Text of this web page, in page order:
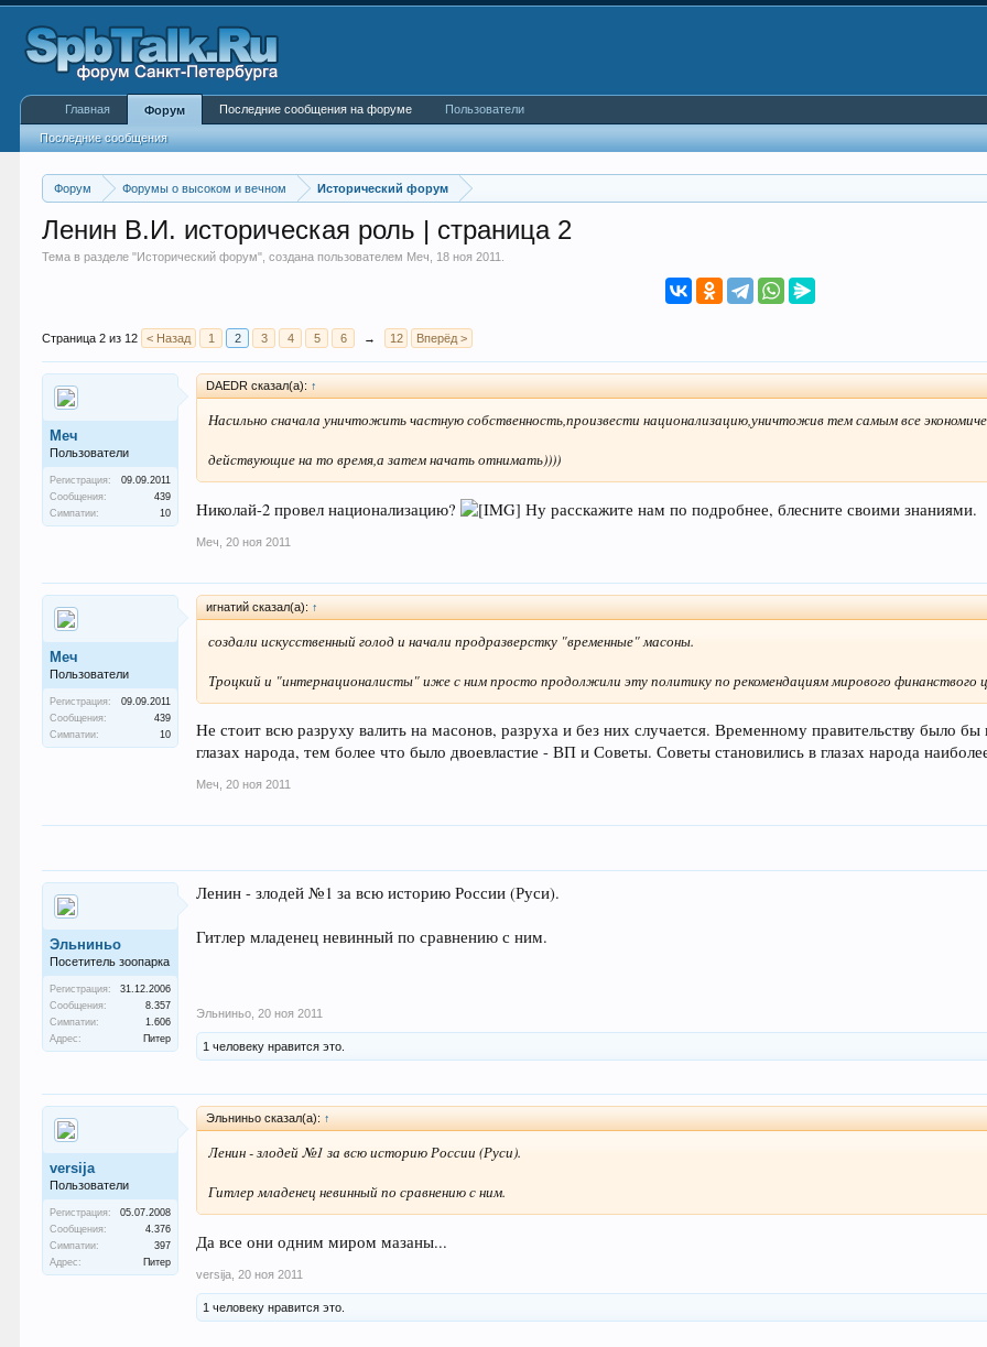
Форум Форумы о высоком и вечном Исторический форум
Ленин В.И. историческая роль | страница 2
Тема в разделе "Исторический форум", создана пользователем Меч 18 ноя 2011
Страница 2 из 12 < Назад 1 2 3 4 5 6 → 12 Вперёд >
Меч
Пользователи
Регистрация:
09.09.2011
Сообщения:
439
Симпатии:
10
DAEDR сказал(а): ↑
Насильно сначала уничтожить частную собственность,произвести национализацию,уничтожив тем самым все
действующие на то время,а затем начать отнимать))))
Николай-2 провел национализацию? Ну расскажите нам по подробнее, блесните своими знаниями.
Меч 20 ноя 2011
Меч
Пользователи
Регистрация:
09.09.2011
Сообщения:
439
Симпатии:
10
игнатий сказал(а): ↑
создали искусственный голод и начали продразверстку "временные" масоны.
Троцкий и "интернационалисты" иже с ним просто продолжили эту политику по рекомендациям мирового финанствого
Не стоит всю разруху валить на масонов, разруха и без них случается. Временному правительству было
глазах народа, тем более что было двоевластие - ВП и Советы. Советы становились в глазах народа
Меч 20 ноя 2011
Эльниньо
Посетитель зоопарка
Регистрация:
31.12.2006
Сообщения:
8.357
Симпатии:
1.606
Адрес:
Питер
Ленин - злодей №1 за всю историю России (Руси).
Гитлер младенец невинный по сравнению с ним.
Эльниньо 20 ноя 2011
1 человеку нравится это.
versija
Пользователи
Регистрация:
05.07.2008
Сообщения:
4.376
Симпатии:
397
Адрес:
Питер
Эльниньо сказал(а): ↑
Ленин - злодей №1 за всю историю России (Руси).
Гитлер младенец невинный по сравнению с ним.
Да все они одним миром мазаны...
versija 20 ноя 2011
1 человеку нравится это.
Главная Форум
Последние сообщения
Последние сообщения на форуме Пользователи